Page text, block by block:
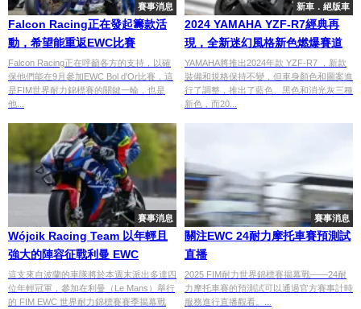
賽事消息
Falcon Racing正在發起籌款活
動，希望能重返EWC比賽
Falcon Racing正在呼籲各方的支持，以確
保他們能在9月參加EWC Bol d'Or比賽，這
是FIM世界耐力錦標賽的關鍵一輪，也是
他...
新車．絕版車
2024 YAMAHA YZF-R7經典再
現，全新迷幻風格新色燃爆賽道
YAMAHA將推出2024年款 YZF-R7 ，新款
裝備和規格保持不變，但車身顏色和圖案進
行了調整，推出了藍色、黑色和消光灰三種
新色，而20...
賽事消息
Wójcik Racing Team 以年輕且
強大的陣容征戰利曼 EWC
這支來自波蘭的車隊將於本週末派出多達四
位年輕冠軍，參加在利曼（Le Mans）舉行
的 FIM EWC 世界耐力錦標賽賽季揭幕戰
賽事消息
關注EWC 24耐力摩托車賽預測試
直播
2025 FIM耐力世界錦標賽揭幕戰——24耐
力摩托車賽的預測試可以通過官方賽事計時
服務進行直播觀看。...